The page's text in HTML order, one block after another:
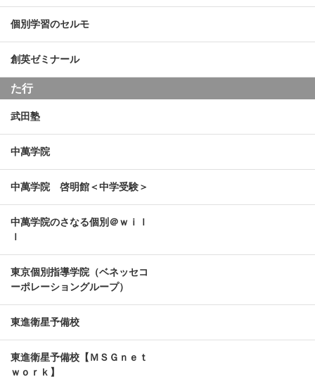
個別学習のセルモ
創英ゼミナール
た行
武田塾
中萬学院
中萬学院 啓明館＜中学受験＞
中萬学院のさなる個別＠ｗｉｌ
ｌ
東京個別指導学院（ベネッセコ
ーポレーショングループ）
東進衛星予備校
東進衛星予備校【ＭＳＧｎｅｔ
ｗｏｒｋ】